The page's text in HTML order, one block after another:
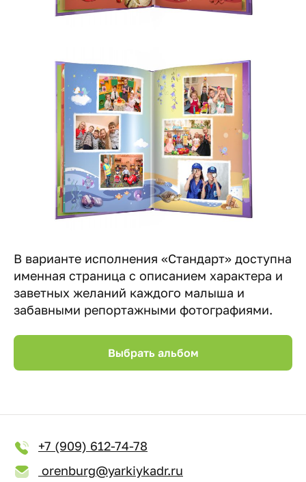
В варианте исполнения «Стандарт» доступна
именная страница с описанием характера и
заветных желаний каждого малыша и
забавными репортажными фотографиями.
Выбрать альбом
+7 (909) 612-74-78
orenburg@yarkiykadr.ru